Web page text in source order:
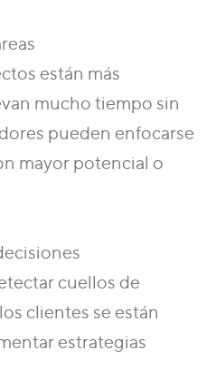
están más
mucho tiempo sin
pueden enfocarse
mayor potencial o
cuellos de
clientes se están
estrategias